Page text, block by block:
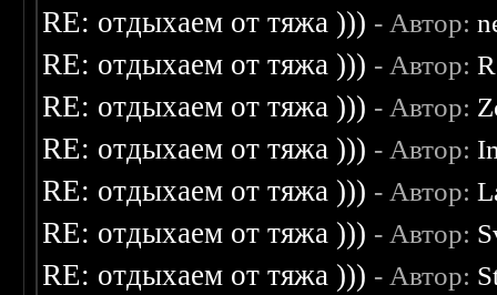
RE: отдыхаем от тяжа ))) - Автор:
RE: отдыхаем от тяжа ))) - Автор:
RE: отдыхаем от тяжа ))) - Автор:
RE: отдыхаем от тяжа ))) - Автор:
RE: отдыхаем от тяжа ))) - Автор:
RE: отдыхаем от тяжа ))) - Автор:
RE: отдыхаем от тяжа ))) - Автор: